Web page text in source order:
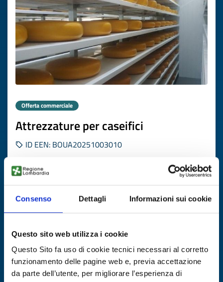
Consenso Dettagli Informazioni sui cookie
Questo sito web utilizza i cookie
Questo Sito fa uso di cookie tecnici necessari al corretto
funzionamento delle pagine web e, previa accettazione
da parte dell’utente, per migliorare l’esperienza di
Offerta commerciale
Attrezzature per caseifici
ID EEN: BOUA20251003010
SCOPRI DI PIÙ →
Scade il13 aprile 2027